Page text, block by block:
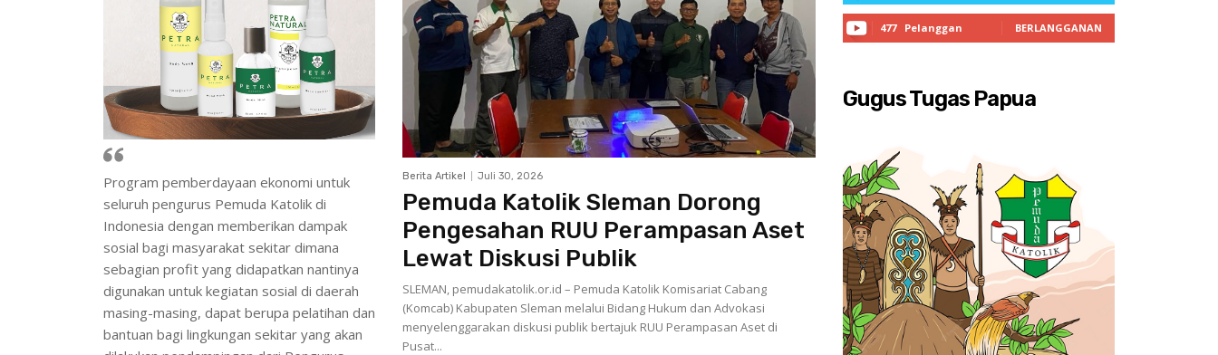
Program pemberdayaan ekonomi untuk
seluruh pengurus Pemuda Katolik di
Indonesia dengan memberikan dampak
sosial bagi masyarakat sekitar dimana
sebagian profit yang didapatkan nantinya
digunakan untuk kegiatan sosial di daerah
masing-masing, dapat berupa pelatihan dan
bantuan bagi lingkungan sekitar yang akan
Berita Artikel Juli 30, 2026
Pemuda Katolik Sleman Dorong
Pengesahan RUU Perampasan Aset
Lewat Diskusi Publik
SLEMAN, pemudakatolik.or.id – Pemuda Katolik Komisariat Cabang
(Komcab) Kabupaten Sleman melalui Bidang Hukum dan Advokasi
menyelenggarakan diskusi publik bertajuk RUU Perampasan Aset di
Pusat...
477 Pelanggan BERLANGGANAN
Gugus Tugas Papua